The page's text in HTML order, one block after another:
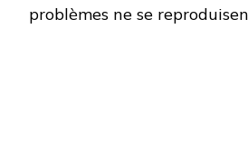
problèmes ne se